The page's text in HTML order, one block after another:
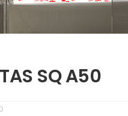
SQ A50